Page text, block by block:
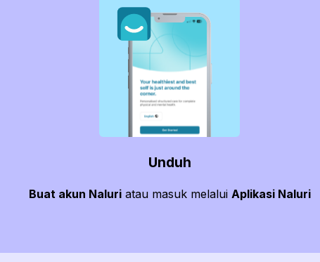
Unduh
Buat akun Naluriatau masuk melalui Aplikasi Naluri